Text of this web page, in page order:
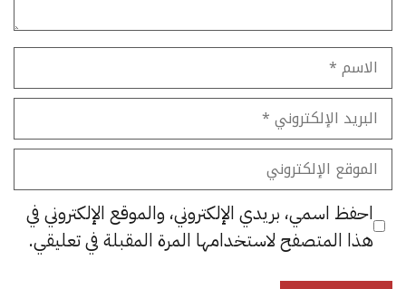
الاسم
البريد
الإلكتروني
الموقع
الإلكتروني
احفظ اسمي، بريدي الإلكتروني، والموقع الإلكتروني في
هذا المتصفح لاستخدامها المرة المقبلة في تعليقي.